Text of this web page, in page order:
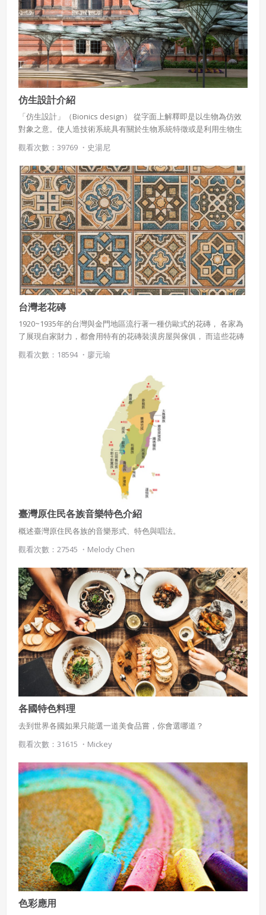
仿生設計介紹
「仿生設計」（Bionics design） 從字面上解釋即是以生物為仿效
對象之意。使人造技術系統具有關於生物系統特徵或是利用生物生
命系統的可靠性、靈敏性、連續性、精巧性、節約性等特徵，藉由
認識、了解生命體活動的本質與規律，建立科學數據和應用原理。
觀看次數：39769 ・ 史湯尼
台灣老花磚
1920~1935年的台灣與金門地區流行著一種仿歐式的花磚， 各家為
了展現自家財力，都會用特有的花磚裝潢房屋與傢俱， 而這些花磚
除了有傳統歐式的花鳥圖紋外 更添加了許多東亞華人文化中的吉祥
圖案
觀看次數：18594 ・ 廖元瑜
臺灣原住民各族音樂特色介紹
概述臺灣原住民各族的音樂形式、特色與唱法。
觀看次數：27545 ・ Melody Chen
各國特色料理
去到世界各國如果只能選一道美食品嘗，你會選哪道？
觀看次數：31615 ・ Mickey
色彩應用
使用 Facebook 帳號登入
使用 Google 帳號登入
還沒有註冊帳號嗎？點擊立刻註冊
使用 Facebook 帳號註冊
使用 Google 帳號註冊
已閱讀使用條款和隱私政策
已經有註冊帳號了嗎？點擊立刻登入
緣會員有意願吉寶知識系統（本系統），經註冊本
系統表示您同意會員合約：
一、定義條款
授權內容：係指吉寶系統有限公司（吉寶系統公司）所有或
經授權使用而置放於吉寶知識系統網站或系統內之著作物。
二、會員規範
會員同意遵守本系統之會員規範、著作權條款及隱私權政
策。
違反前項約定者，本系統得終止會員資格。
三、著作權授權
會員得於本系統內使用授權內容，除經著作權人有標示採取
創用CC授權或其他授權者，會員不得重製、轉載、散布或類
似方法流通授權內容。
本系統防盜拷措施或類似措施，會員不得予以破解、破壞或
以其他方法規避。
會員使用本系統之費用，由吉寶系統公司定之並按月收取。
我同意上述會員條款
同意上述條款，確定註冊